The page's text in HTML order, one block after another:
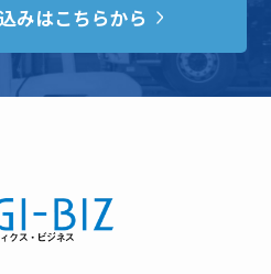
みはこちらから